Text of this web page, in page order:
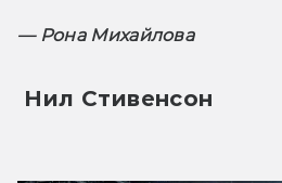
— Рона Михайлова
Нил Стивенсон